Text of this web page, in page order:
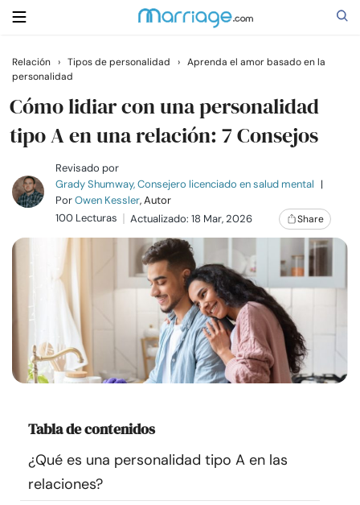
Buscar
Casarse
Relaciones
Familia
Ayuda
Recursos
Comunidad
Encuentra un terapeuta
Relación › Tipos de personalidad › Aprenda el amor basado en la
personalidad
Cómo lidiar con una personalidad
tipo A en una relación: 7 Consejos
Revisado por
Grady Shumway, Consejero licenciado en salud mental |
PorOwen Kessler, Autor
100 Lecturas
Actualizado: 18 Mar, 2026 Share
Tabla de contenidos
¿Qué es una personalidad tipo A en las
relaciones?